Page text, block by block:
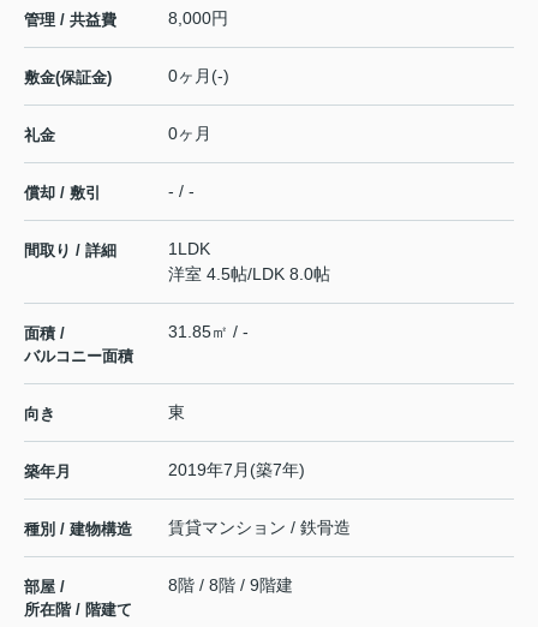
管理 / 共益費 8,000円
敷金(保証金) 0ヶ月(-)
礼金 0ヶ月
償却 / 敷引 - / -
間取り / 詳細
1LDK
洋室 4.5帖/LDK 8.0帖
面積 /
バルコニー面積
31.85㎡ / -
向き 東
築年月 2019年7月(築7年)
種別 / 建物構造 賃貸マンション / 鉄骨造
部屋 /
所在階 / 階建て
8階 / 8階 / 9階建